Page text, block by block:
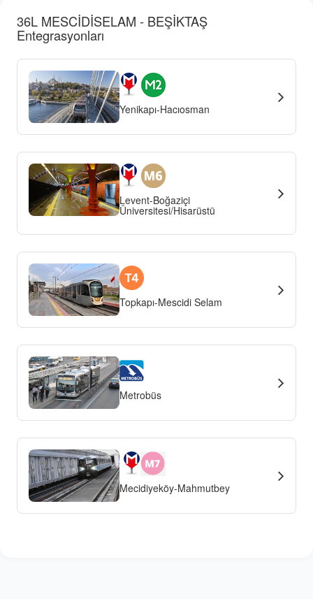
36L MESCİDİSELAM - BEŞİKTAŞ
Entegrasyonları
Yenikapı-Hacıosman
Levent-Boğaziçi
Üniversitesi/Hisarüstü
Topkapı-Mescidi Selam
Metrobüs
Mecidiyeköy-Mahmutbey